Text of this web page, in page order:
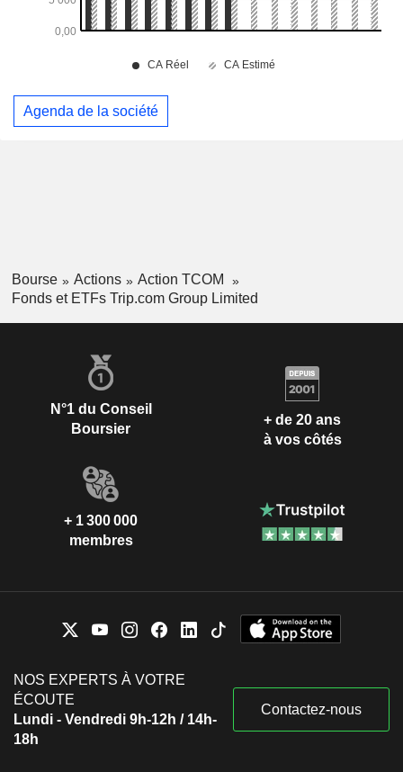
Agenda de la société
Bourse Actions
Action TCOM
Fonds et ETFs Trip.com Group Limited
N°1 du Conseil
Boursier
+ de 20 ans
à vos côtés
+ 1 300 000
membres
NOS EXPERTS À VOTRE
ÉCOUTE
Lundi - Vendredi 9h-12h / 14h-
18h
Contactez-nous